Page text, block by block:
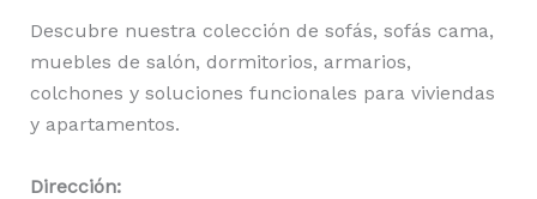
Descubre nuestra colección de sofás, sofás cama,
muebles de salón, dormitorios, armarios,
colchones y soluciones funcionales para viviendas
y apartamentos.
Dirección: